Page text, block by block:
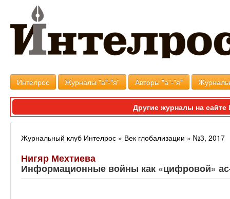
Интелрос Журналы "а"-"я" Авторы "а"-"я"
Другие журналы на
Журнальный клуб Интелрос » Век глобализации » №3, 2017
Нигяр Мехтиева
Информационные войны как «цифровой»